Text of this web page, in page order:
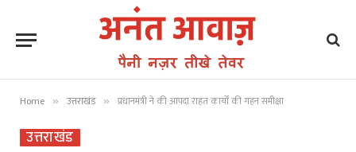
Home » उत्तराखंड » प्रधानमंत्री ने की आपदा राहत कार्यों की गहन समीक्षा
उत्तराखंड